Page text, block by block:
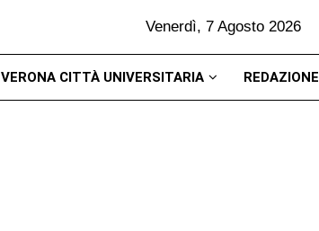
Venerdì, 7 Agosto 2026
VERONA CITTÀ UNIVERSITARIA REDAZIONE